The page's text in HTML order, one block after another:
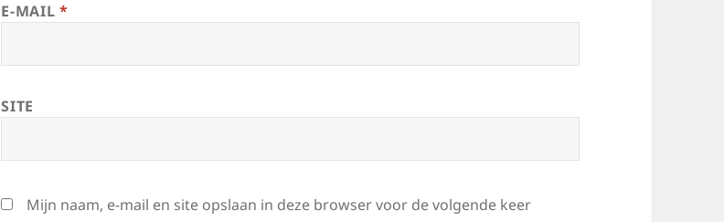
E-MAIL *
SITE
Mijn naam, e-mail en site opslaan in deze browser voor de volgende keer